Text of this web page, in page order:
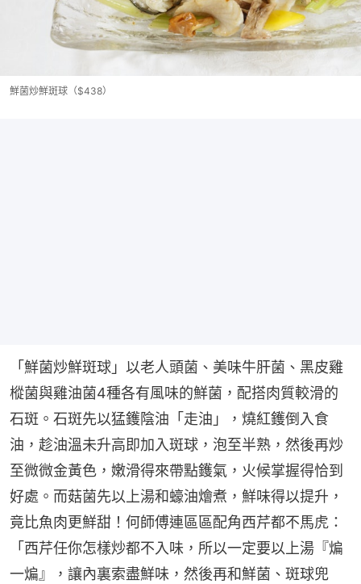
鮮菌炒鮮斑球（$438）
「鮮菌炒鮮斑球」以老人頭菌、美味牛肝菌、黑皮雞
樅菌與雞油菌4種各有風味的鮮菌，配搭肉質較滑的
石斑。石斑先以猛鑊陰油「走油」，燒紅鑊倒入食
油，趁油溫未升高即加入斑球，泡至半熟，然後再炒
至微微金黃色，嫩滑得來帶點鑊氣，火候掌握得恰到
好處。而菇菌先以上湯和蠔油燴煮，鮮味得以提升，
竟比魚肉更鮮甜！何師傅連區區配角西芹都不馬虎：
「西芹任你怎樣炒都不入味，所以一定要以上湯『煸
一煸』，讓內裏索盡鮮味，然後再和鮮菌、斑球兜